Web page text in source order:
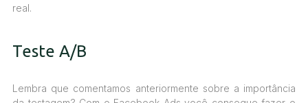
real.
Teste A/B
Lembra que comentamos anteriormente sobre a importância